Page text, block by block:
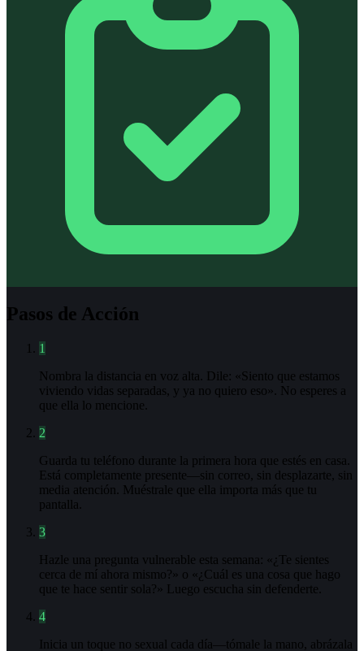
Pasos de Acción
1
Nombra la distancia en voz alta. Dile: «Siento que estamos
viviendo vidas separadas, y ya no quiero eso». No esperes a
que ella lo mencione.
2
Guarda tu teléfono durante la primera hora que estés en casa.
Está completamente presente—sin correo, sin desplazarte, sin
media atención. Muéstrale que ella importa más que tu
pantalla.
3
Hazle una pregunta vulnerable esta semana: «¿Te sientes
cerca de mí ahora mismo?» o «¿Cuál es una cosa que hago
que te hace sentir sola?» Luego escucha sin defenderte.
4
Inicia un toque no sexual cada día—tómale la mano, abrázala